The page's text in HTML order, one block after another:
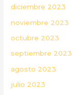
diciembre 2023
noviembre 2023
octubre 2023
septiembre 2023
agosto 2023
julio 2023